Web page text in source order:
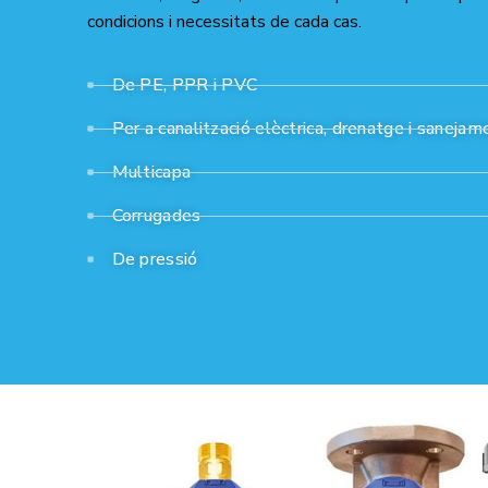
De PE, PPR i PVC
Per a canalització elèctrica, drenatge i
Multicapa
Corrugades
De pressió
condicions i necessitats de cada cas.